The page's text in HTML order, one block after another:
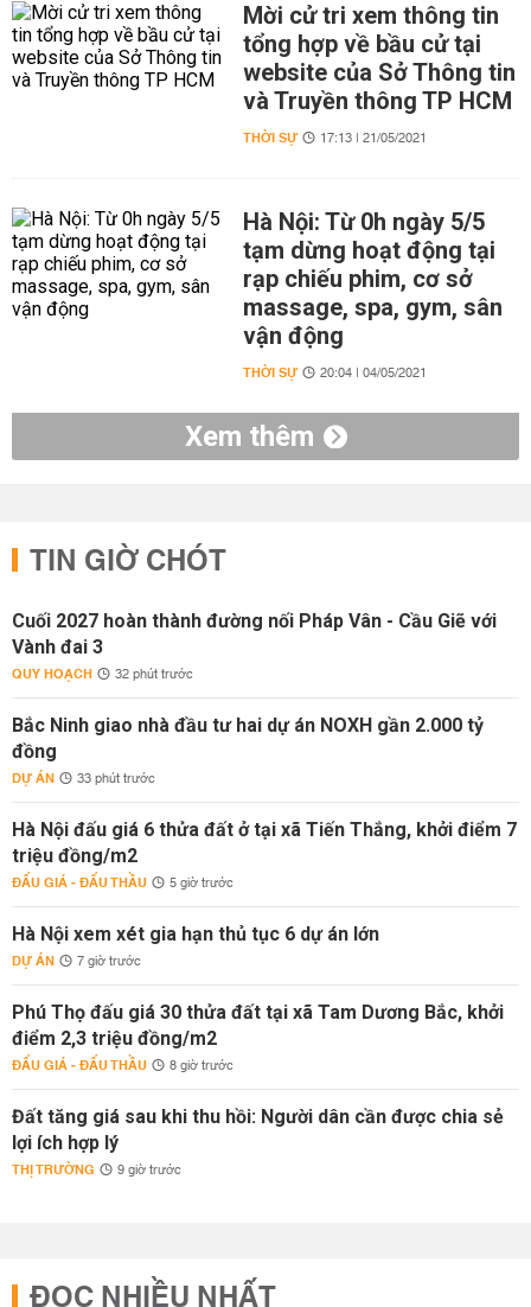
Mời cử tri xem thông tin
tổng hợp về bầu cử tại
website của Sở Thông tin
và Truyền thông TP HCM
THỜI SỰ 17:13 | 21/05/2021
Hà Nội: Từ 0h ngày 5/5
tạm dừng hoạt động tại
rạp chiếu phim, cơ sở
massage, spa, gym, sân
vận động
THỜI SỰ 20:04 | 04/05/2021
Xem thêm
TIN GIỜ CHÓT
Cuối 2027 hoàn thành đường nối Pháp Vân - Cầu Giẽ với
Vành đai 3
QUY HOẠCH 32 phút trước
Bắc Ninh giao nhà đầu tư hai dự án NOXH gần 2.000 tỷ
đồng
DỰ ÁN 33 phút trước
Hà Nội đấu giá 6 thửa đất ở tại xã Tiến Thắng, khởi điểm 7
triệu đồng/m2
ĐẤU GIÁ - ĐẤU THẦU 5 giờ trước
Hà Nội xem xét gia hạn thủ tục 6 dự án lớn
DỰ ÁN 7 giờ trước
Phú Thọ đấu giá 30 thửa đất tại xã Tam Dương Bắc, khởi
điểm 2,3 triệu đồng/m2
ĐẤU GIÁ - ĐẤU THẦU 8 giờ trước
Đất tăng giá sau khi thu hồi: Người dân cần được chia sẻ
lợi ích hợp lý
THỊ TRƯỜNG 9 giờ trước